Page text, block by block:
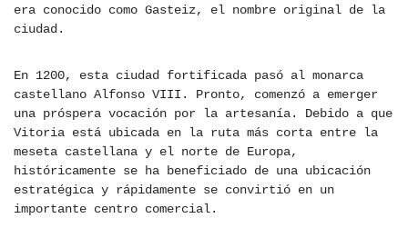
era conocido como Gasteiz, el nombre original de la
ciudad.
En 1200, esta ciudad fortificada pasó al monarca
castellano Alfonso VIII. Pronto, comenzó a emerger
una próspera vocación por la artesanía. Debido a que
Vitoria está ubicada en la ruta más corta entre la
meseta castellana y el norte de Europa,
históricamente se ha beneficiado de una ubicación
estratégica y rápidamente se convirtió en un
importante centro comercial.